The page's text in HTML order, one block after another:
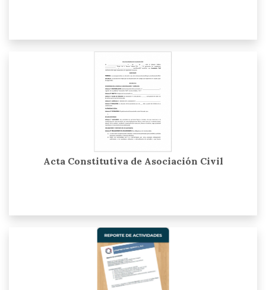
Acta Constitutiva de Asociación Civil